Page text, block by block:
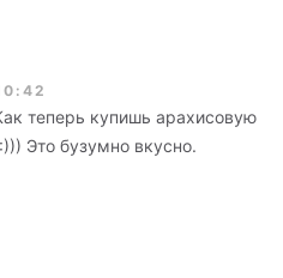
теперь купишь арахисовую
Это бузумно вкусно.